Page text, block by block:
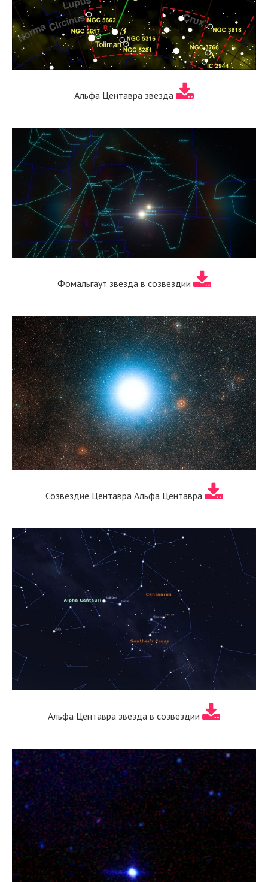
Альфа Центавра звезда
Фомальгаут звезда в созвездии
Созвездие Центавра Альфа Центавра
Альфа Центавра звезда в созвездии